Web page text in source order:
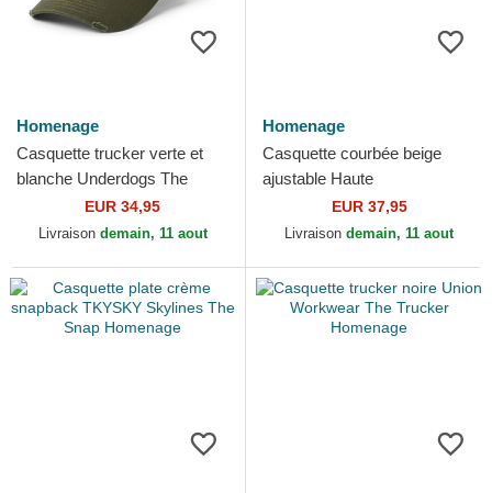
Homenage
Casquette trucker verte et
blanche Underdogs The
Trucker Homenage
EUR 34,95
Livraison demain, 11 aout
Homenage
Casquette courbée beige
ajustable Haute
Merchandising The 90s
Homenage
EUR 37,95
Livraison demain, 11 aout